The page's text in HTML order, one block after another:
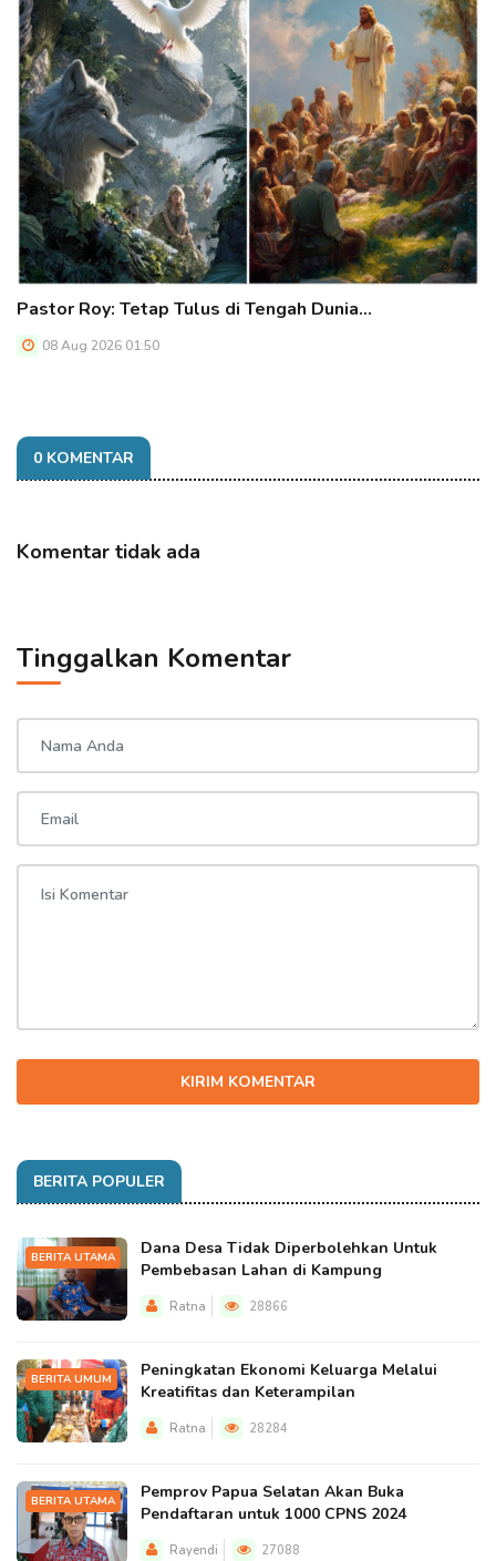
Pastor Roy: Tetap Tulus di Tengah Dunia…
08 Aug 2026 01:50
0 KOMENTAR
Komentar tidak ada
Tinggalkan Komentar
KIRIM KOMENTAR
BERITA POPULER
BERITA UTAMA
Dana Desa Tidak Diperbolehkan Untuk
Pembebasan Lahan di Kampung
Ratna 28866
BERITA UMUM
Peningkatan Ekonomi Keluarga Melalui
Kreatifitas dan Keterampilan
Ratna 28284
BERITA UTAMA
Pemprov Papua Selatan Akan Buka
Pendaftaran untuk 1000 CPNS 2024
Rayendi 27088